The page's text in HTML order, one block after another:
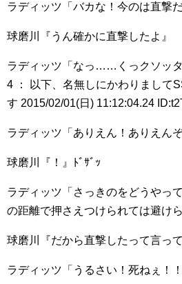
ラディッツ「バカな！今のは直撃
球磨川『うん確かに直撃したよ』
ラディッツ「なっ……くっクソッ
4 ： 以下、名無しにかわりまして
す 2015/02/01(日) 11:12:04.24
ラディッツ「ありえん！ありえん
球磨川『！』ﾄﾞｻﾞｯ
ラディッツ「さっきのをどうやっ
の距離で押さえつけられては避けら
球磨川『だから直撃したって言って
ラディッツ「うるさい！死ねぇ！！